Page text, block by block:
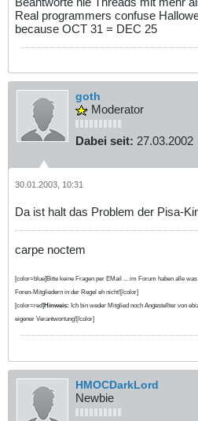
Real programmers confuse
because OCT 31 = DEC 25
goth
Moderator
Dabei seit: 27.03.2002
30.01.2003, 10:31
Da ist halt das Problem der Pisa-
carpe noctem
[color=blue]Bitte keine Fragen per EMail ... im Forum haben alle
Foren-Mitgliedern in der Regel eh nicht![/color]
[color=red] Hinweis: Ich bin weder Mitglied noch Angestellter von
eigener Verantwortung![/color]
HMOCDarkLord
Newbie